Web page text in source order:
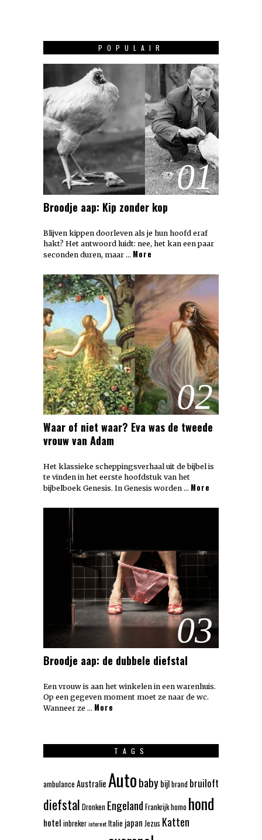
POPULAIR
01
Broodje aap: Kip zonder kop
Blijven kippen doorleven als je hun hoofd eraf
hakt? Het antwoord luidt: nee, het kan een paar
seconden duren, maar … More
02
Waar of niet waar? Eva was de tweede
vrouw van Adam
Het klassieke scheppingsverhaal uit de bijbel is
te vinden in het eerste hoofdstuk van het
bijbelboek Genesis. In Genesis worden … More
03
Broodje aap: de dubbele diefstal
Een vrouw is aan het winkelen in een warenhuis.
Op een gegeven moment moet ze naar de wc.
Wanneer ze … More
TAGS
ambulance AustralieAutobabybijlbrand bruiloft
diefstal Dronken Engeland Frankrijkhomo hond
hotel inbrekerinternetItalie japan Jezus Katten